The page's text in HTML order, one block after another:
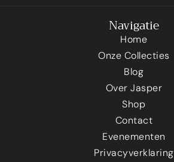
Navigatie
Home
Onze Collecties
Blog
Over Jasper
Shop
Contact
Evenementen
Privacyverklaring